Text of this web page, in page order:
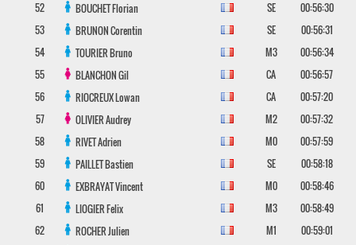
52
BOUCHETFlorian SE
00:56:30
53
BRUNONCorentin SE
00:56:31
54
TOURIERBruno M3
00:56:34
55
BLANCHONGil CA
00:56:57
56
RIOCREUXLowan CA
00:57:20
57
OLIVIERAudrey M2
00:57:32
58
RIVETAdrien M0
00:57:59
59
PAILLETBastien SE
00:58:18
60
EXBRAYATVincent M0
00:58:46
61
LIOGIERFelix M3
00:58:49
62
ROCHERJulien M1
00:59:01